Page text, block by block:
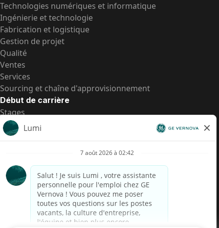
Technologies numériques et informatique
Ingénierie et technologie
Fabrication et logistique
Gestion de projet
Qualité
Ventes
Services
Sourcing et chaîne d'approvisionnement
Début de carrière
Stages
Postes de d’entrée
Toutes les opportunités
Avis de confidentialité de candidat
Alerte fraude
Transparence salariale au Brésil (Relatório de
Transparência Salarial)